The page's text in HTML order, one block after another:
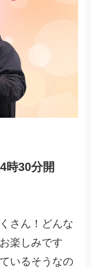
時30分開
さん！どんな
楽しみです
いるそうなの